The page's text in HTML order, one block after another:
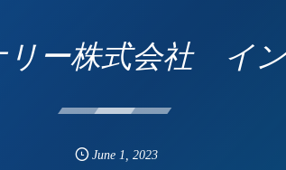
リー株式会社 イ
June 1,2023